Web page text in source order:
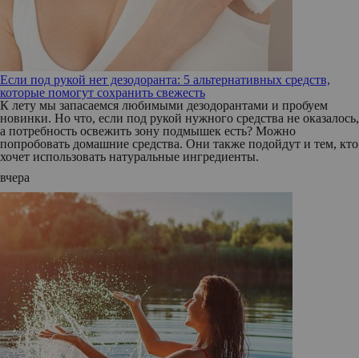
Если под рукой нет дезодоранта: 5 альтернативных средств,
которые помогут сохранить свежесть
К лету мы запасаемся любимыми дезодорантами и пробуем
новинки. Но что, если под рукой нужного средства не оказалось,
а потребность освежить зону подмышек есть? Можно
попробовать домашние средства. Они также подойдут и тем, кто
хочет использовать натуральные ингредиенты.
вчера